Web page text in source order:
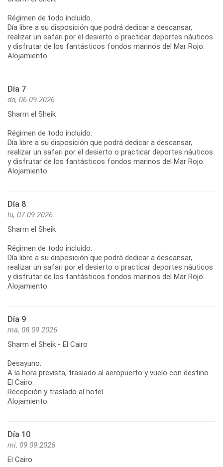
Régimen de todo incluido.
Día libre a su disposición que podrá dedicar a descansar,
realizar un safari por el desierto o practicar deportes náuticos
y disfrutar de los fantásticos fondos marinos del Mar Rojo.
Alojamiento.
Día 7
do, 06.09.2026
Sharm el Sheik
Régimen de todo incluido.
Día libre a su disposición que podrá dedicar a descansar,
realizar un safari por el desierto o practicar deportes náuticos
y disfrutar de los fantásticos fondos marinos del Mar Rojo.
Alojamiento.
Día 8
lu, 07.09.2026
Sharm el Sheik
Régimen de todo incluido.
Día libre a su disposición que podrá dedicar a descansar,
realizar un safari por el desierto o practicar deportes náuticos
y disfrutar de los fantásticos fondos marinos del Mar Rojo.
Alojamiento.
Día 9
ma, 08.09.2026
Sharm el Sheik - El Cairo
Desayuno.
A la hora prevista, traslado al aeropuerto y vuelo con destino
El Cairo.
Recepción y traslado al hotel.
Alojamiento.
Día 10
mi, 09.09.2026
El Cairo